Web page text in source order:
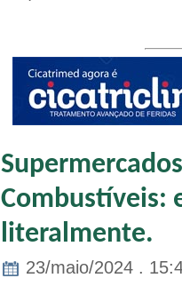
Combustíveis:
literalmente.
23/maio/2024 .